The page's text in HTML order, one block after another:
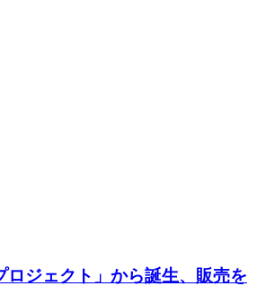
ロジェクト」から誕生、販売を